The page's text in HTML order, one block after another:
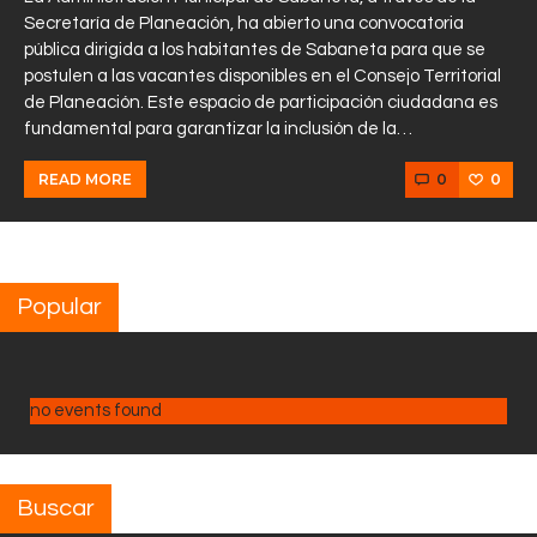
Secretaría de Planeación, ha abierto una convocatoria
pública dirigida a los habitantes de Sabaneta para que se
postulen a las vacantes disponibles en el Consejo Territorial
de Planeación. Este espacio de participación ciudadana es
fundamental para garantizar la inclusión de la…
READ MORE 0 0
Popular
no events found
Buscar